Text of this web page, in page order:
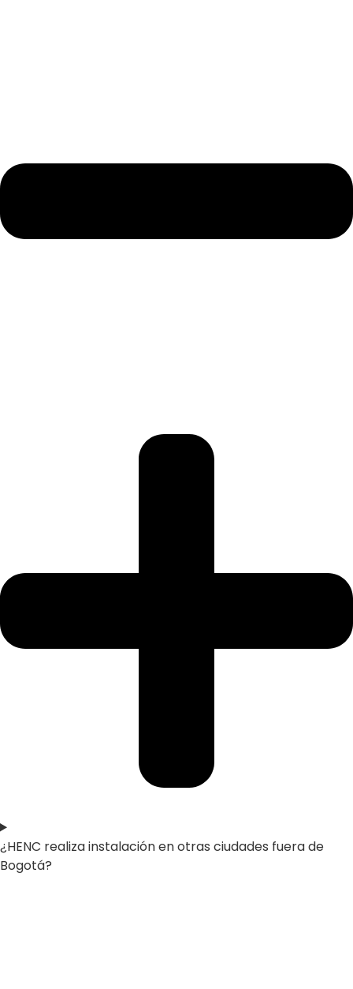
¿HENC realiza instalación en otras ciudades fuera de
Bogotá?